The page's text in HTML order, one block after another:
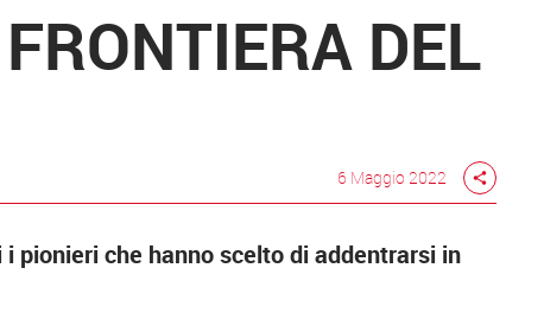
DEL
6 Maggio 2022 share
pionieri che hanno scelto di addentrarsi in